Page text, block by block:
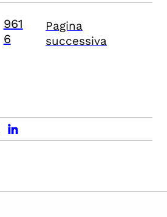
961
6
Pagina
successiva
linkedin